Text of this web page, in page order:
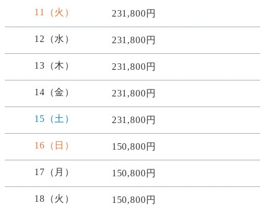
11（火） 231,800円
12（水） 231,800円
13（木） 231,800円
14（金） 231,800円
15（土） 231,800円
16（日） 150,800円
17（月） 150,800円
18（火） 150,800円